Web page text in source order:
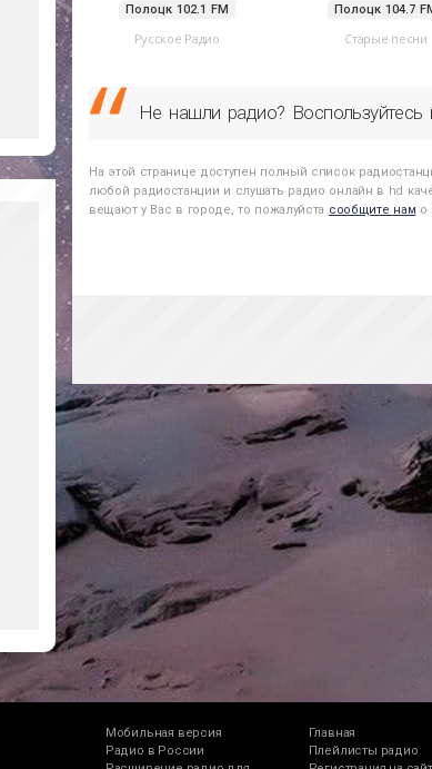
Полоцк 102.1 FM
Русское Радио
Полоцк 104.7
Старые песни
Не нашли радио? Воспользуйтесь
На этой странице доступен полный список
любой радиостанции и слушать радио онлайн в hd
вещают у Вас в городе, то пожалуйста сообщите нам о
Мобильная версия
Главная
Радио в России
Плейлисты радио